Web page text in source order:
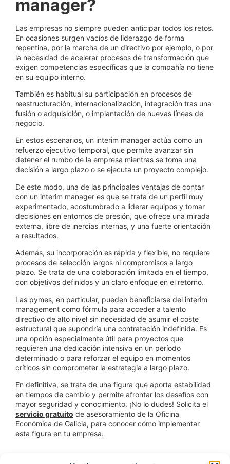
manager?
Las empresas no siempre pueden anticipar todos los retos.
En ocasiones surgen vacíos de liderazgo de forma
repentina, por la marcha de un directivo por ejemplo, o por
la necesidad de acelerar procesos de transformación que
exigen competencias específicas que la compañía no tiene
en su equipo interno.
También es habitual su participación en procesos de
reestructuración, internacionalización, integración tras una
fusión o adquisición, o implantación de nuevas líneas de
negocio.
En estos escenarios, un interim manager actúa como un
refuerzo ejecutivo temporal, que permite avanzar sin
detener el rumbo de la empresa mientras se toma una
decisión a largo plazo o se ejecuta un proyecto complejo.
De este modo, una de las principales ventajas de contar
con un interim manager es que se trata de un perfil muy
experimentado, acostumbrado a liderar equipos y tomar
decisiones en entornos de presión, que ofrece una mirada
externa, libre de inercias internas, y una fuerte orientación
a resultados.
Además, su incorporación es rápida y flexible, no requiere
procesos de selección largos ni compromisos a largo
plazo. Se trata de una colaboración limitada en el tiempo,
con objetivos definidos y un claro enfoque en el retorno.
Las pymes, en particular, pueden beneficiarse del interim
management como fórmula para acceder a talento
directivo de alto nivel sin necesidad de asumir el coste
estructural que supondría una contratación indefinida. Es
una opción especialmente útil para proyectos que
requieren una dedicación intensiva en un período
determinado o para reforzar el equipo en momentos
críticos sin comprometer la estrategia a largo plazo.
En definitiva, se trata de una figura que aporta estabilidad
en tiempos de cambio y permite afrontar los desafíos con
mayor seguridad y conocimiento. ¡No lo dudes! Solicita el
servicio gratuito de asesoramiento de la Oficina
Económica de Galicia, para conocer cómo implementar
esta figura en tu empresa.